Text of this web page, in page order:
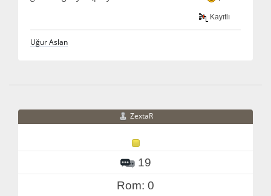
Kayıtlı
Uğur Aslan
ZextaR
19
Rom: 0